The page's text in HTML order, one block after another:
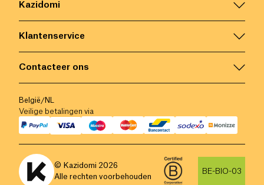
Kazidomi
Klantenservice
Contacteer ons
België/ NL
Veilige betalingen via
© Kazidomi 2026
Alle rechten voorbehouden
BE-BIO-03